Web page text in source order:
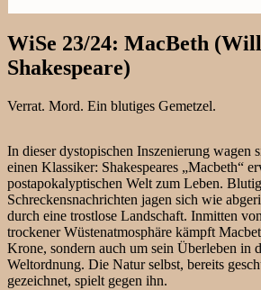
WiSe 23/24: MacBeth
Shakespeare)
Verrat. Mord. Ein blutiges Gemetzel.
In dieser dystopischen Inszenierung wagen
einen Klassiker: Shakespeares „Macbeth“
postapokalyptischen Welt zum Leben.
Schreckensnachrichten jagen sich wie
durch eine trostlose Landschaft. Inmitten
trockener Wüstenatmosphäre kämpft
Krone, sondern auch um sein Überleben in
Weltordnung. Die Natur selbst, bereits
gezeichnet, spielt gegen ihn.